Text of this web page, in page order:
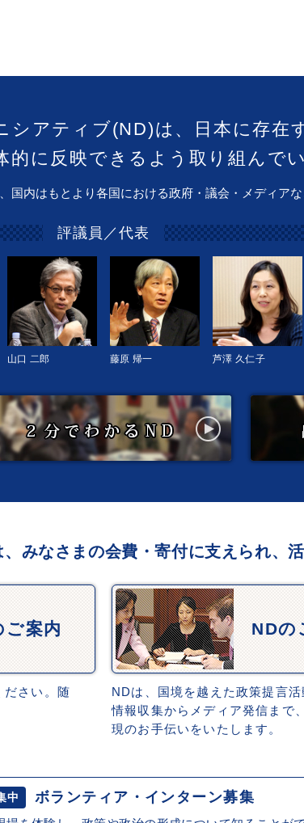
シアティブ(ND)は、日本に存在
的に反映できるよう取り組んでい
国内はもとより各国における政府・議会・メディアな
評議員／代表
山口 二郎 藤原 帰一 芦澤 久仁子
みなさまの会費・寄付に支えられ、活
ご案内
ださい。随
NDの
NDは、国境を越えた政策提言活
情報収集からメディア発信まで
現のお手伝いをいたします。
中 ボランティア・インターン募集